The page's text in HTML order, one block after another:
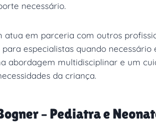
necessário.
atua em parceria com outros
especialistas quando
abordagem multidisciplinar e um
da criança.
– Pediatra e